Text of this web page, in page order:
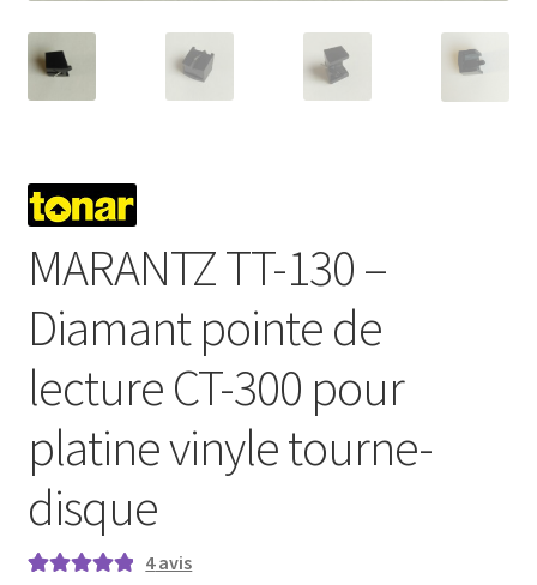
MARANTZ TT-130 –
Diamant pointe de
lecture CT-300 pour
platine vinyle tourne-
disque
4avis